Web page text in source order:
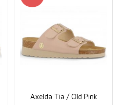
Axelda Tia / Old Pink